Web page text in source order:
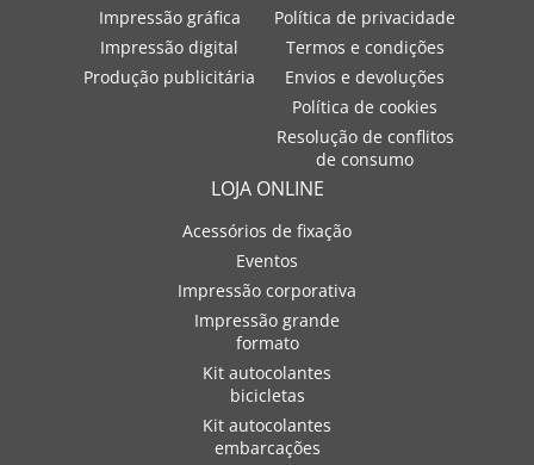
Impressão gráfica
Impressão digital
Produção publicitária
Política de privacidade
Termos e condições
Envios e devoluções
Política de cookies
Resolução de conflitos
de consumo
LOJA ONLINE
Acessórios de fixação
Eventos
Impressão corporativa
Impressão grande
formato
Kit autocolantes
bicicletas
Kit autocolantes
embarcações